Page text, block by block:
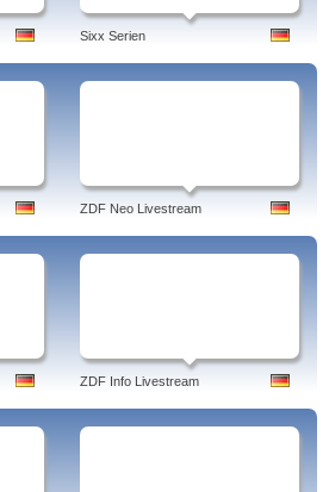
Sixx Serien
ZDF Neo Livestream
ZDF Info Livestream